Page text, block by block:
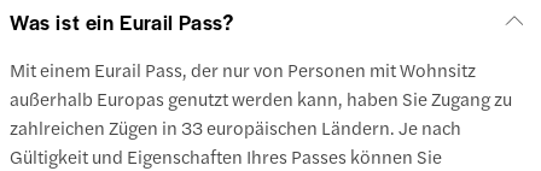
Was ist ein Eurail Pass?
Mit einem Eurail Pass, der nur von Personen mit Wohnsitz
außerhalb Europas genutzt werden kann, haben Sie Zugang zu
zahlreichen Zügen in 33 europäischen Ländern. Je nach
Gültigkeit und Eigenschaften Ihres Passes können Sie